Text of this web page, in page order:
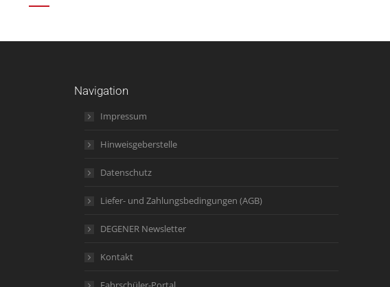
Navigation
Impressum
Hinweisgeberstelle
Datenschutz
Liefer- und Zahlungsbedingungen (AGB)
DEGENER Newsletter
Kontakt